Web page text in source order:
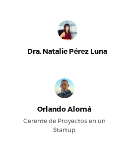
Dra. Natalie Pérez Luna
Orlando Alomá
Gerente de Proyectos en un
Startup